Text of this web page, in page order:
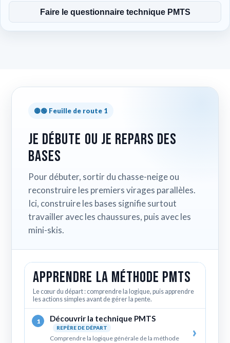
Faire le questionnaire technique PMTS
🟡🟢 Feuille de route 1
Je débute ou je repars des
bases
Pour débuter, sortir du chasse-neige ou
reconstruire les premiers virages parallèles.
Ici, construire les bases signifie surtout
travailler avec les chaussures, puis avec les
mini-skis.
Apprendre la méthode PMTS
Le cœur du départ : comprendre la logique, puis apprendre
les actions simples avant de gérer la pente.
1 Découvrir la technique PMTS
REPÈRE DE DÉPART
Comprendre la logique générale de la méthode